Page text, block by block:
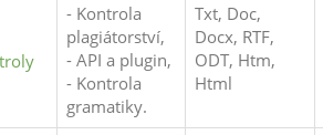
- Kontrola
plagiátorství,
- API a plugin,
- Kontrola
gramatiky.
Txt, Doc,
Docx, RTF,
ODT, Htm,
Html